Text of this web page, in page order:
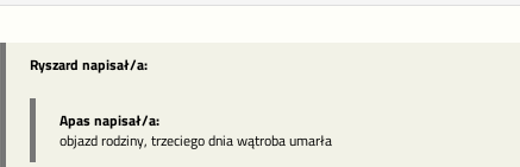
Ryszard napisał/a:
Apas napisał/a:
objazd rodziny, trzeciego dnia wątroba umarła